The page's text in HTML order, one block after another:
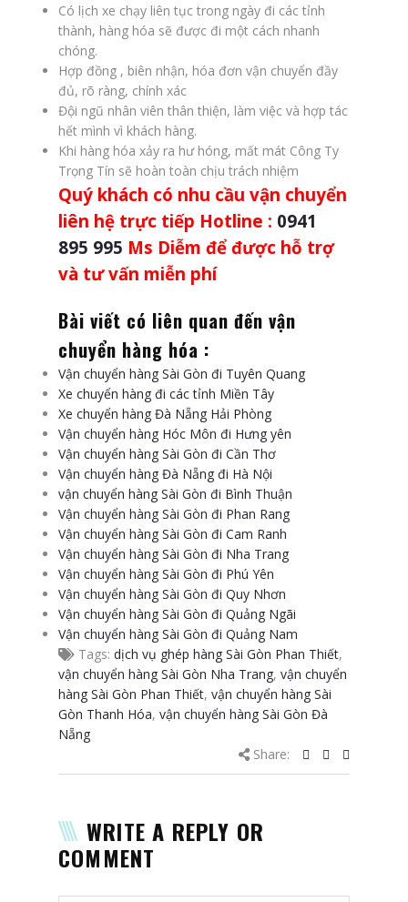
Có lịch xe chạy liên tục trong ngày đi các tỉnh
thành, hàng hóa sẽ được đi một cách nhanh
chóng.
Hợp đồng , biên nhận, hóa đơn vận chuyển đầy
đủ, rõ ràng, chính xác
Đội ngũ nhân viên thân thiện, làm việc và hợp tác
hết mình vì khách hàng.
Khi hàng hóa xảy ra hư hóng, mất mát Công Ty
Trọng Tín sẽ hoàn toàn chịu trách nhiệm
Quý khách có nhu cầu vận chuyển
liên hệ trực tiếp Hotline : 0941
895 995 Ms Diễm để được hỗ trợ
và tư vấn miễn phí
Bài viết có liên quan đến vận
chuyển hàng hóa :
Vận chuyển hàng Sài Gòn đi Tuyên Quang
Xe chuyển hàng đi các tỉnh Miền Tây
Xe chuyển hàng Đà Nẵng Hải Phòng
Vận chuyển hàng Hóc Môn đi Hưng yên
Vận chuyển hàng Sài Gòn đi Cần Thơ
Vận chuyển hàng Đà Nẵng đi Hà Nội
vận chuyển hàng Sài Gòn đi Bình Thuận
Vận chuyển hàng Sài Gòn đi Phan Rang
Vận chuyển hàng Sài Gòn đi Cam Ranh
Vận chuyển hàng Sài Gòn đi Nha Trang
Vận chuyển hàng Sài Gòn đi Phú Yên
Vận chuyển hàng Sài Gòn đi Quy Nhơn
Vận chuyển hàng Sài Gòn đi Quảng Ngãi
Vận chuyển hàng Sài Gòn đi Quảng Nam
Tags: dịch vụ ghép hàng Sài Gòn Phan Thiết,
vận chuyển hàng Sài Gòn Nha Trang, vận chuyển
hàng Sài Gòn Phan Thiết, vận chuyển hàng Sài
Gòn Thanh Hóa, vận chuyển hàng Sài Gòn Đà
Nẵng
Share:
WRITE A REPLY OR
COMMENT